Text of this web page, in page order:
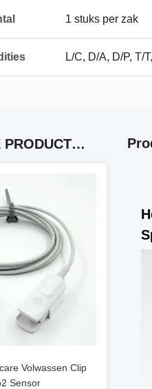
1 stuks per zak
L/C, D/A, D/P, T/
VERWANTE PRODUCTEN
Volwassen Clip
Sensor